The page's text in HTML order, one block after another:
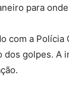
para
com a
dos golpes. A